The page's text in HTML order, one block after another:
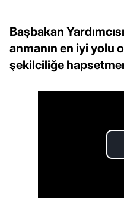
Başbakan
anmanın en iyi yolu
şekilciliğe